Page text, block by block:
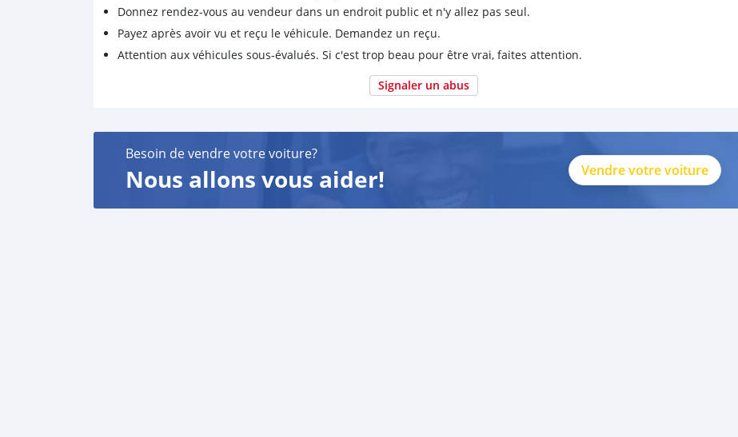
Donnez rendez-vous au vendeur dans un endroit public et n'y allez pas seul.
Payez après avoir vu et reçu le véhicule. Demandez un reçu.
Attention aux véhicules sous-évalués. Si c'est trop beau pour être vrai, faites attention.
Signaler un abus
Besoin de vendre votre voiture?
Nous allons vous aider! Vendre votre voiture